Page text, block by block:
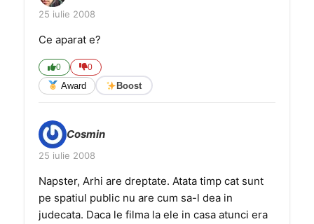
25 iulie 2008
Ce aparat e?
0 0
Award Boost
Cosmin
25 iulie 2008
Napster, Arhi are dreptate. Atata timp cat sunt
pe spatiul public nu are cum sa-l dea in
judecata. Daca le filma la ele in casa atunci era